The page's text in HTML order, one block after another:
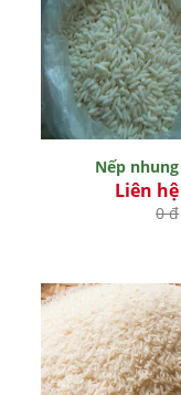
Nếp nhung
Liên hệ
0 đ